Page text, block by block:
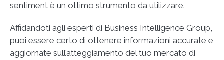
sentiment è un ottimo strumento da utilizzare.
Affidandoti agli esperti di Business Intelligence Group,
puoi essere certo di ottenere informazioni accurate e
aggiornate sull’atteggiamento del tuo mercato di